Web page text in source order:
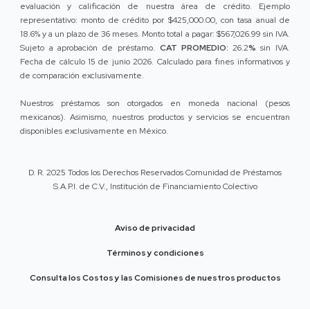
evaluación y calificación de nuestra área de crédito. Ejemplo
representativo: monto de crédito por $425,000.00, con tasa anual de
18.6% y a un plazo de 36 meses. Monto total a pagar: $567,026.99 sin IVA.
Sujeto a aprobación de préstamo. CAT PROMEDIO: 26.2% sin IVA.
Fecha de cálculo 15 de junio 2026. Calculado para fines informativos y
de comparación exclusivamente.
Nuestros préstamos son otorgados en moneda nacional (pesos
mexicanos). Asimismo, nuestros productos y servicios se encuentran
disponibles exclusivamente en México.
D. R. 2025 Todos los Derechos Reservados Comunidad de Préstamos
S.A.P.I. de C.V., Institución de Financiamiento Colectivo
Aviso de privacidad
Términos y condiciones
Consulta los Costos y las Comisiones de nuestros productos